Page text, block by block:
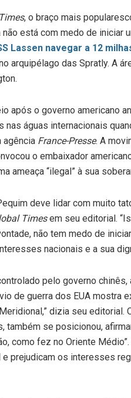
, o braço mais
está com medo de iniciar
Lassen navegar a 12
arquipélago das Spratly. A
após o governo americano
nas águas internacionais
agência France-Presse. A
o embaixador
ameaça “ilegal” à sua
deve lidar com muito
Timesem seu editorial.
não tem medo de
nacionais e a sua
pelo governo chinês,
de guerra dos EUA mostra
dizia seu editorial.
também se posicionou,
como fez no Oriente
e prejudicam os interesses